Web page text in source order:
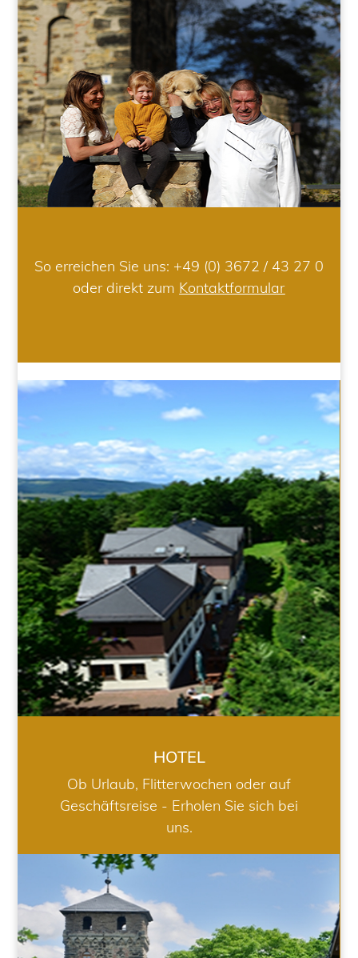
So erreichen Sie uns: +49 (0) 3672 / 43 27 0
oder direkt zum Kontaktformular
HOTEL
HOTEL
Ob Urlaub, Flitterwochen oder auf
Geschäftsreise - Erholen Sie sich bei
uns.